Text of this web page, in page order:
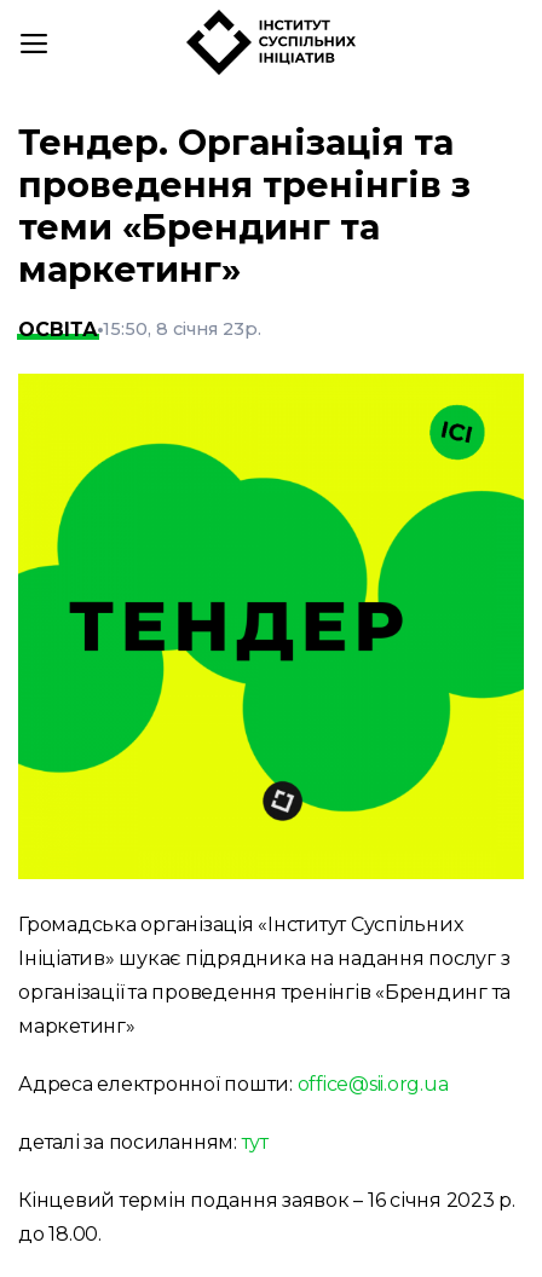
Тендер. Організація та
проведення тренінгів з
теми «Брендинг та
маркетинг»
ОСВІТА 15:50, 8 січня 23р.
Громадська організація «Інститут Суспільних
Ініціатив» шукає підрядника на надання послуг з
організації та проведення тренінгів «Брендинг та
маркетинг»
Адреса електронної пошти: office@sii.org.ua
деталі за посиланням:тут
Кінцевий термін подання заявок – 16 січня 2023 р.
до 18.00.